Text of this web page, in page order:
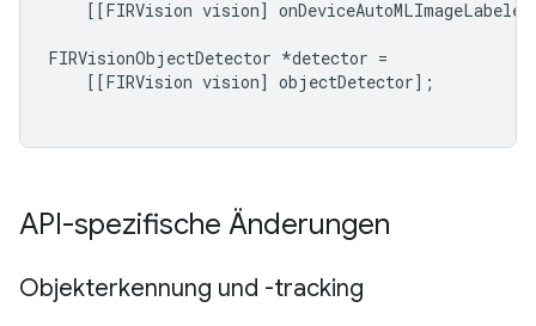
[[FIRVision vision]
FIRVisionObjectDetector *detector =
[[FIRVision vision] objectDetector];
API-spezifische Änderungen
Objekterkennung und -tracking